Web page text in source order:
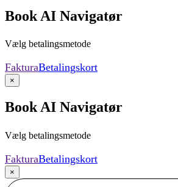
Book AI Navigatør
Vælg betalingsmetode
FakturaBetalingskort
×
Book AI Navigatør
Vælg betalingsmetode
FakturaBetalingskort
×